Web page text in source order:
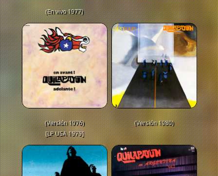
(En vivo 1977)
(Versión 1976)
[LP USA 1979]
(Versión 1980)